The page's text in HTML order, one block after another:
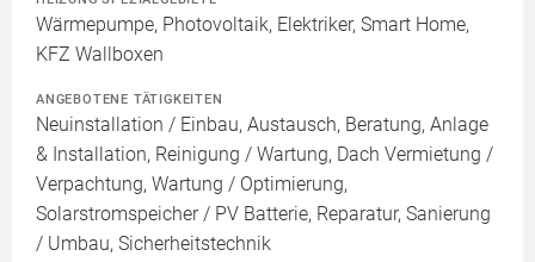
Wärmepumpe, Photovoltaik, Elektriker, Smart Home,
KFZ Wallboxen
ANGEBOTENE TÄTIGKEITEN
Neuinstallation / Einbau, Austausch, Beratung, Anlage
& Installation, Reinigung / Wartung, Dach Vermietung /
Verpachtung, Wartung / Optimierung,
Solarstromspeicher / PV Batterie, Reparatur, Sanierung
/ Umbau, Sicherheitstechnik